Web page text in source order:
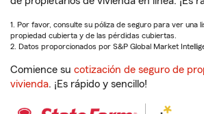
1. Por favor, consulte su póliza de seguro para ver una
propiedad cubierta y de las pérdidas cubiertas.
2. Datos proporcionados por S&P Global Market
Comience su cotización de seguro de
vivienda. ¡Es rápido y sencillo!